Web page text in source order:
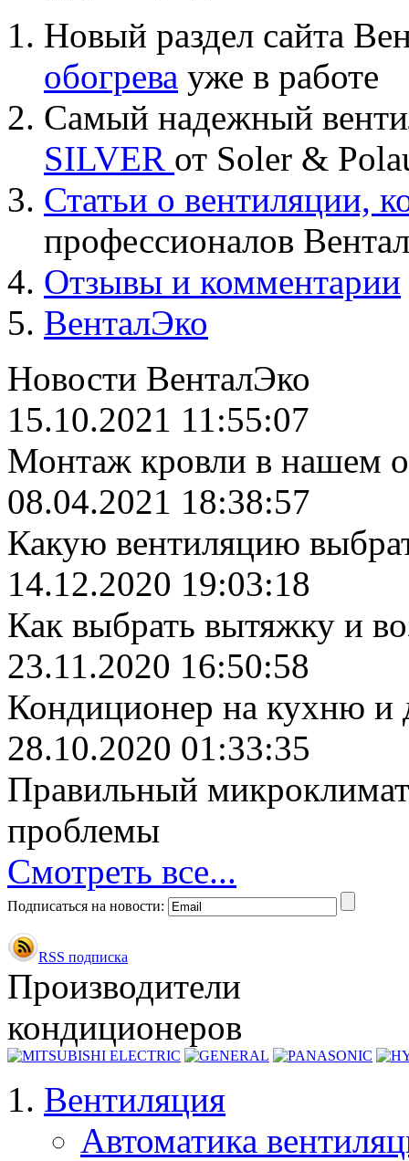
Новый раздел сайта
обогрева уже в работе
Самый надежный
SILVER от Soler &
Статьи о вентиляции,
профессионалов
Отзывы и комментарии
ВенталЭко
Новости ВенталЭко
15.10.2021 11:55:07
Монтаж кровли в нашем
08.04.2021 18:38:57
Какую вентиляцию
14.12.2020 19:03:18
Как выбрать вытяжку и
23.11.2020 16:50:58
Кондиционер на кухню и
28.10.2020 01:33:35
Правильный
проблемы
Смотреть все...
Подписаться на новости:
RSS подписка
Производители
кондиционеров
Вентиляция
Автоматика